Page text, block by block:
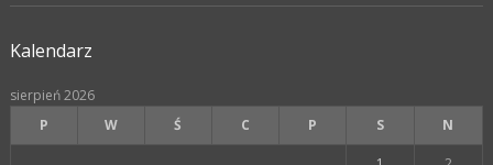
Kalendarz
sierpień 2026
P
W Ś C P S N